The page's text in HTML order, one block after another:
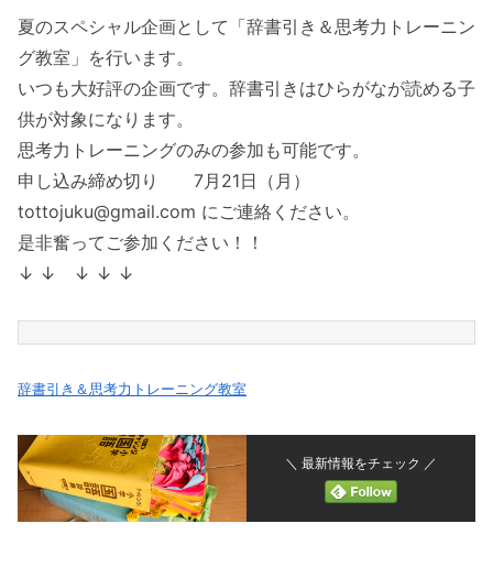
夏のスペシャル企画として「辞書引き＆思考力トレーニン
グ教室」を行います。
いつも大好評の企画です。辞書引きはひらがなが読める子
供が対象になります。
思考力トレーニングのみの参加も可能です。
申し込み締め切り 7月21日（月）
tottojuku@gmail.com にご連絡ください。
是非奮ってご参加ください！！
↓ ↓ ↓ ↓ ↓
辞書引き＆思考力トレーニング教室
＼ 最新情報をチェック ／